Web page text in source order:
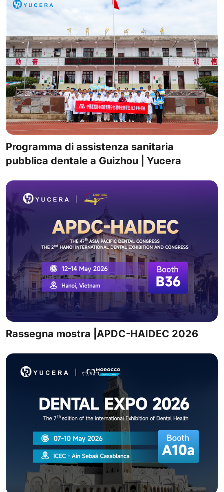
Programma di assistenza sanitaria
pubblica dentale a Guizhou | Yucera
Rassegna mostra |APDC-HAIDEC 2026